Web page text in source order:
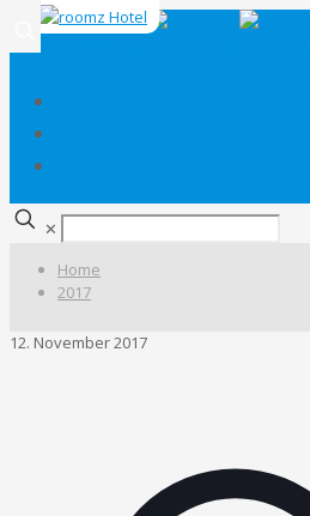
✕
Home
2017
12. November 2017